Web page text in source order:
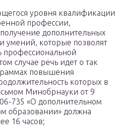
уровня квалификации
профессии,
дополнительных
умений, которые позволят
профессиональной
случае речь идет о так
повышения
которых в
Минобрнауки от 9
735 «О дополнительном
образовании» должна
16 часов;